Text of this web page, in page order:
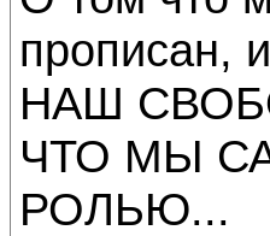
прописан,
НАШ
ЧТО МЫ
РОЛЬЮ...